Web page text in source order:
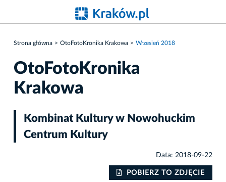
Strona główna OtoFotoKronika Krakowa Wrzesień 2018
OtoFotoKronika
Krakowa
Kombinat Kultury w Nowohuckim
Centrum Kultury
Data: 2018-09-22
POBIERZ TO ZDJĘCIE